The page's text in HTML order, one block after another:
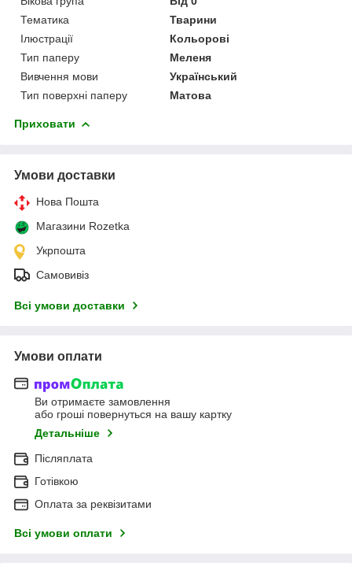
Тематика
Тварини
Ілюстрації
Кольорові
Тип паперу
Меленя
Вивчення мови
Український
Тип поверхні паперу
Матова
Приховати
Умови доставки
Нова Пошта
Магазини Rozetka
Укрпошта
Самовивіз
Всі умови доставки
Умови оплати
Ви отримаєте замовлення
або гроші повернуться на вашу картку
Детальніше
Післяплата
Готівкою
Оплата за реквізитами
Всі умови оплати